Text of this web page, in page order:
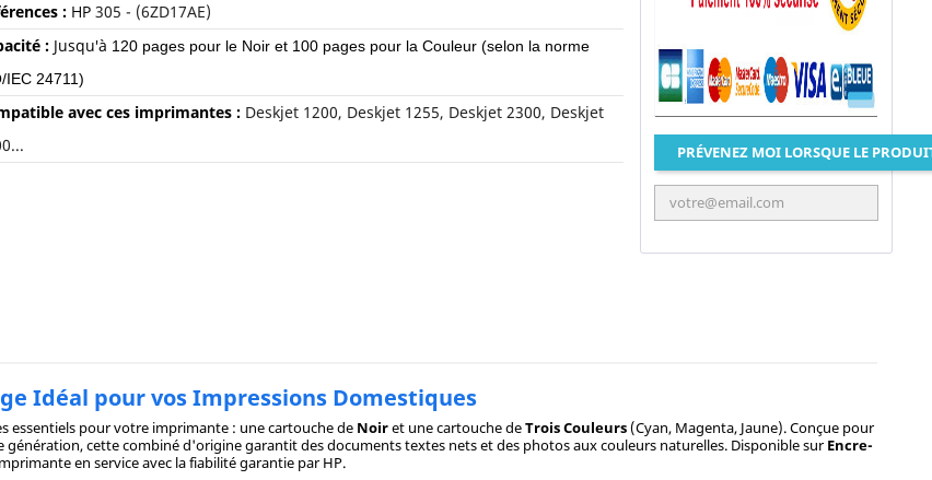
: HP 305 - (6ZD17AE)
:Jusqu'à 120 pages pour le Noir et 100 pages pour la Couleur (selon la norme
IEC 24711)
avec ces imprimantes : Deskjet 1200, Deskjet 1255, Deskjet 2300, Deskjet
PRÉVENEZ MOI LORSQUE LE
Idéal pour vos Impressions Domestiques
essentiels pour votre imprimante : une cartouche de Noiret une cartouche deTrois Couleurs(Cyan, Magenta, Jaune). Conçue pour
génération, cette combiné d'origine garantit des documents textes nets et des photos aux couleurs naturelles. Disponible surEncre-
en service avec la fiabilité garantie par HP.